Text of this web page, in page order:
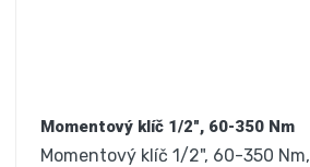
Momentový klíč 1/2", 60-350 Nm
Momentový klíč 1/2", 60-350 Nm,